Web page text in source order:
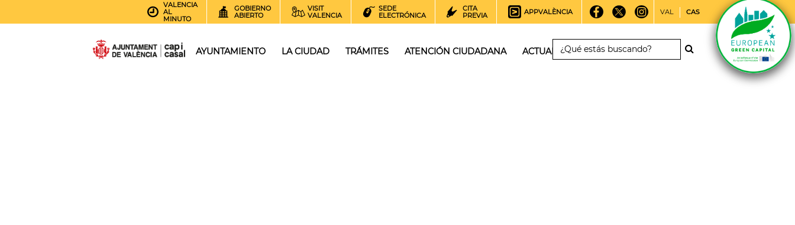
VALENCIA
AL
MINUTO
GOBIERNO
ABIERTO
VISIT
VALENCIA
SEDE
ELECTRÓNICA
CITA
PREVIA
APPVALÈNCIA VAL CAS
AYUNTAMIENTO LA CIUDAD TRÁMITES ATENCIÓN CIUDADANA ACTUALIDAD